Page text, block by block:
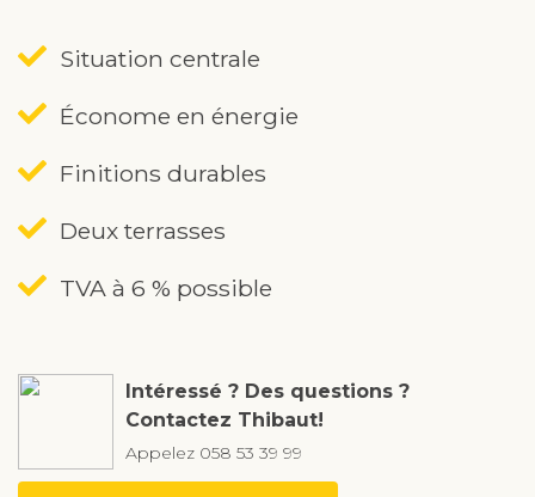
Situation centrale
Économe en énergie
Finitions durables
Deux terrasses
TVA à 6 % possible
Intéressé ? Des questions ?
Contactez Thibaut!
Appelez 058 53 39 99